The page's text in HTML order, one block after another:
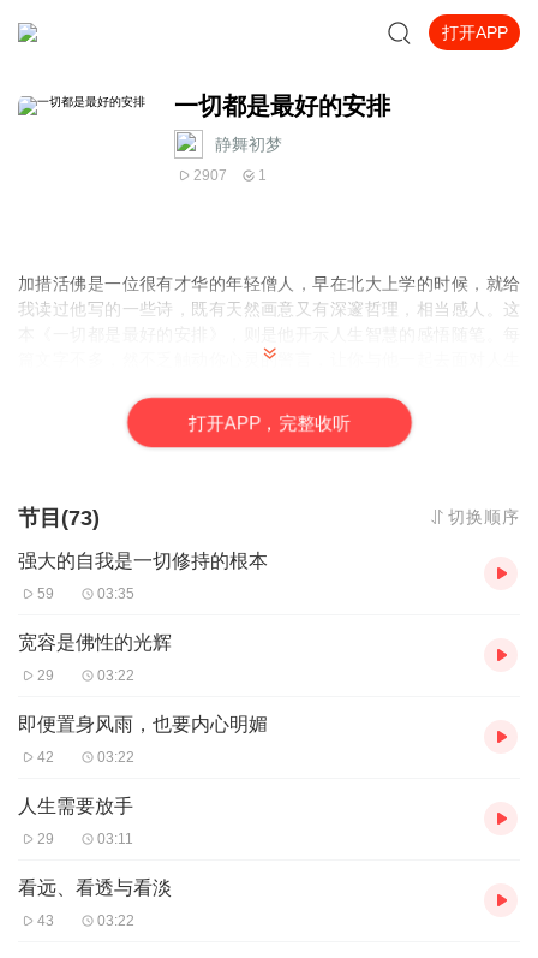
打开APP
一切都是最好的安排
静舞初梦
2907 1
加措活佛是一位很有才华的年轻僧人，早在北大上学的时候，就给
我读过他写的一些诗，既有天然画意又有深邃哲理，相当感人。这
篇文字不多，然不乏触动你心灵的警言，让你与他一起去面对人生
打开APP，完整收听
节目(73) 切换顺序
强大的自我是一切修持的根本
59 03:35
宽容是佛性的光辉
29 03:22
即便置身风雨，也要内心明媚
42 03:22
人生需要放手
29 03:11
看远、看透与看淡
43 03:22